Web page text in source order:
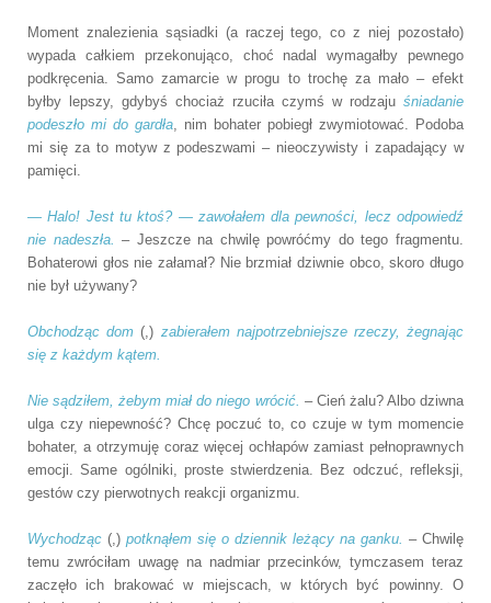
Moment znalezienia sąsiadki (a raczej tego, co z niej pozostało)
wypada całkiem przekonująco, choć nadal wymagałby pewnego
podkręcenia. Samo zamarcie w progu to trochę za mało – efekt
byłby lepszy, gdybyś chociaż rzuciła czymś w rodzaju śniadanie
podeszło mi do gardła , nim bohater pobiegł zwymiotować. Podoba
mi się za to motyw z podeszwami – nieoczywisty i zapadający w
pamięci.
— Halo! Jest tu ktoś? — zawołałem dla pewności, lecz odpowiedź
nie nadeszła.– Jeszcze na chwilę powróćmy do tego fragmentu.
Bohaterowi głos nie załamał? Nie brzmiał dziwnie obco, skoro długo
nie był używany?
Obchodząc dom(,) zabierałem najpotrzebniejsze rzeczy, żegnając
się z każdym kątem.
Nie sądziłem, żebym miał do niego wrócić. – Cień żalu? Albo dziwna
ulga czy niepewność? Chcę poczuć to, co czuje w tym momencie
bohater, a otrzymuję coraz więcej ochłapów zamiast pełnoprawnych
emocji. Same ogólniki, proste stwierdzenia. Bez odczuć, refleksji,
gestów czy pierwotnych reakcji organizmu.
Wychodząc (,) potknąłem się o dziennik leżący na ganku. – Chwilę
temu zwróciłam uwagę na nadmiar przecinków, tymczasem teraz
zaczęło ich brakować w miejscach, w których być powinny. O